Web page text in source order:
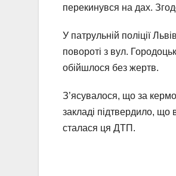
перекинувся на дах.
У патрульній поліції
повороті з вул.
обійшлося без жертв.
З’ясувалося, що за
закладі підтвердило, що
сталася ця ДТП.